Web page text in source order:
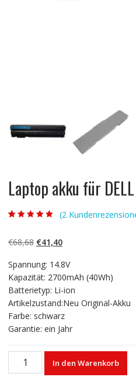
Laptop akku für
basierend auf
Kundenbewertun
(2
€68,68 Ursprünglicher
war:
€68,68
€41,40Aktueller
ist:
€41,40.
Spannung: 14.8V
Kapazität: 2700mAh (40Wh)
Batterietyp: Li-ion
Artikelzustand:Neu Original-Akku
Farbe: schwarz
Garantie: ein Jahr
Laptop
In den Warenkorb